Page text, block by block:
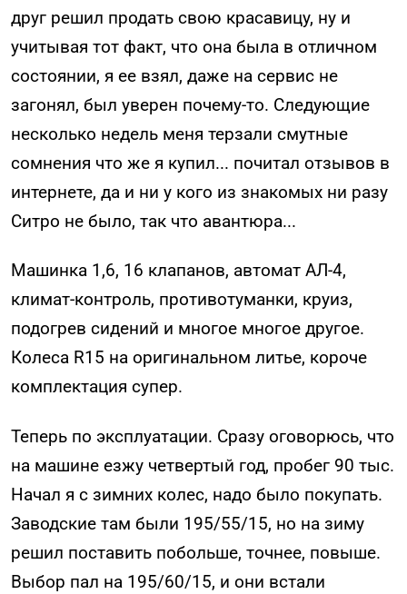
друг решил продать свою красавицу, ну и
учитывая тот факт, что она была в отличном
состоянии, я ее взял, даже на сервис не
загонял, был уверен почему-то. Следующие
несколько недель меня терзали смутные
сомнения что же я купил... почитал отзывов в
интернете, да и ни у кого из знакомых ни разу
Ситро не было, так что авантюра...
Машинка 1,6, 16 клапанов, автомат АЛ-4,
климат-контроль, противотуманки, круиз,
подогрев сидений и многое многое другое.
Колеса R15 на оригинальном литье, короче
комплектация супер.
Теперь по эксплуатации. Сразу оговорюсь, что
на машине езжу четвертый год, пробег 90 тыс.
Начал я с зимних колес, надо было покупать.
Заводские там были 195/55/15, но на зиму
решил поставить побольше, точнее, повыше.
Выбор пал на 195/60/15, и они встали